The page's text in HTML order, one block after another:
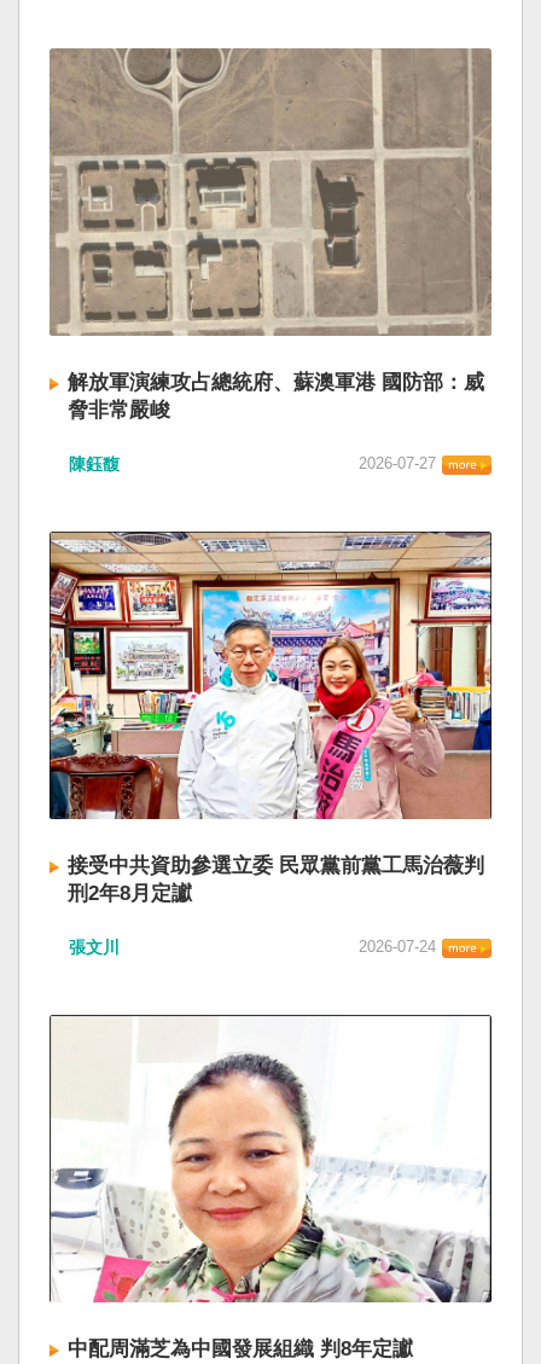
解放軍演練攻占總統府、蘇澳軍港 國防部：威
脅非常嚴峻
陳鈺馥 2026-07-27
接受中共資助參選立委 民眾黨前黨工馬治薇判
刑2年8月定讞
張文川 2026-07-24
中配周滿芝為中國發展組織 判8年定讞